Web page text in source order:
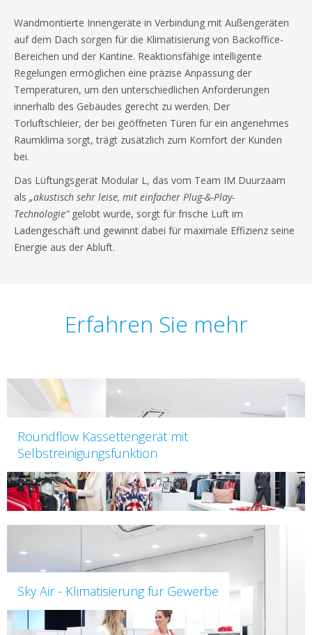
Wandmontierte Innengeräte in Verbindung mit Außengeräten
auf dem Dach sorgen für die Klimatisierung von Backoffice-
Bereichen und der Kantine. Reaktionsfähige intelligente
Regelungen ermöglichen eine präzise Anpassung der
Temperaturen, um den unterschiedlichen Anforderungen
innerhalb des Gebäudes gerecht zu werden. Der
Torluftschleier, der bei geöffneten Türen für ein angenehmes
Raumklima sorgt, trägt zusätzlich zum Komfort der Kunden
bei.
Das Lüftungsgerät Modular L, das vom Team IM Duurzaam
als „akustisch sehr leise, mit einfacher Plug-&-Play-
Technologie“gelobt wurde, sorgt für frische Luft im
Ladengeschäft und gewinnt dabei für maximale Effizienz seine
Energie aus der Abluft.
Erfahren Sie mehr
Roundflow Kassettengerät mit
Selbstreinigungsfunktion
Sky Air - Klimatisierung für Gewerbe